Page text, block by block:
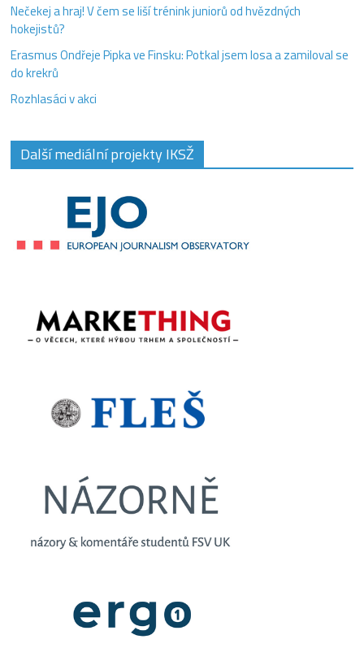
Nečekej a hraj! V čem se liší trénink juniorů od hvězdných
hokejistů?
Erasmus Ondřeje Pipka ve Finsku: Potkal jsem losa a zamiloval se
do krekrů
Rozhlasáci v akci
Další mediální projekty IKSŽ